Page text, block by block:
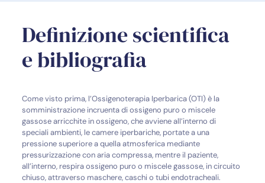
Definizione scientifica
e bibliografia
Come visto prima, l’Ossigenoterapia Iperbarica (OTI) è la
somministrazione incruenta di ossigeno puro o miscele
gassose arricchite in ossigeno, che avviene all’interno di
speciali ambienti, le camere iperbariche, portate a una
pressione superiore a quella atmosferica mediante
pressurizzazione con aria compressa, mentre il paziente,
all’interno, respira ossigeno puro o miscele gassose, in circuito
chiuso, attraverso maschere, caschi o tubi endotracheali.